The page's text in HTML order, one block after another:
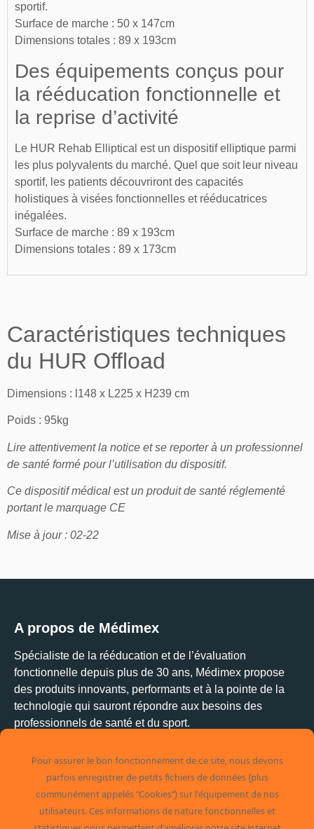
sportif.
Surface de marche : 50 x 147cm
Dimensions totales : 89 x 193cm
Des équipements conçus pour
la rééducation fonctionnelle et
la reprise d’activité
Le HUR Rehab Elliptical est un dispositif elliptique parmi
les plus polyvalents du marché. Quel que soit leur niveau
sportif, les patients découvriront des capacités
holistiques à visées fonctionnelles et rééducatrices
inégalées.
Surface de marche : 89 x 193cm
Dimensions totales : 89 x 173cm
Caractéristiques techniques
du HUR Offload
Dimensions : l148 x L225 x H239 cm
Poids : 95kg
Lire attentivement la notice et se reporter à un professionnel
de santé formé pour l’utilisation du dispositif.
Ce dispositif médical est un produit de santé réglementé
portant le marquage CE
Mise à jour : 02-22
A propos de Médimex
Spécialiste de la rééducation et de l’évaluation
fonctionnelle depuis plus de 30 ans, Médimex propose
des produits innovants, performants et à la pointe de la
technologie qui sauront répondre aux besoins des
professionnels de santé et du sport.
1 allée Alban Vistel
69110 Sainte-Foy-Les-Lyon
Pour assurer le bon fonctionnement de ce site, nous devons
parfois enregistrer de petits fichiers de données (plus
communément appelés "Cookies") sur l'équipement de nos
utilisateurs. Ces informations de nature fonctionnelles et